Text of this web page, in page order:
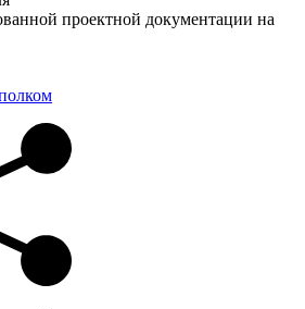
проектной документации на